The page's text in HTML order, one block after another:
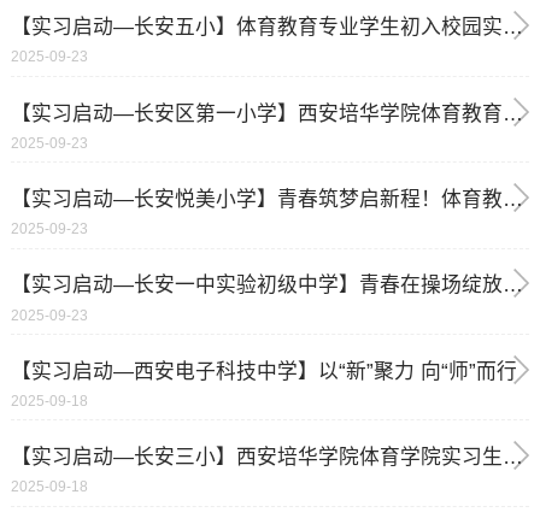
【实习启动—长安五小】体育教育专业学生初入校园实习开启教育实践新篇章
2025-09-23
【实习启动—长安区第一小学】西安培华学院体育教育专业学生赴西安市长安区第一小学开启毕业实习
2025-09-23
【实习启动—长安悦美小学】青春筑梦启新程！体育教育专业实习生顺利入驻长安悦美小学实习学校
2025-09-23
【实习启动—长安一中实验初级中学】青春在操场绽放，长安一中实验初级中学迎来体育实习生
2025-09-23
【实习启动—西安电子科技中学】以“新”聚力 向“师”而行
2025-09-18
【实习启动—长安三小】西安培华学院体育学院实习生赴长安三小开展教育实习活动
2025-09-18